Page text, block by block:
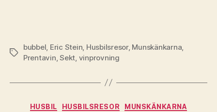
Etiketter
bubbel Eric Stein Husbilsresor, Munskänkarna
Prentavin ,Sekt vinprovning
Kategorier
HUSBIL HUSBILSRESOR MUNSKÄNKARNA